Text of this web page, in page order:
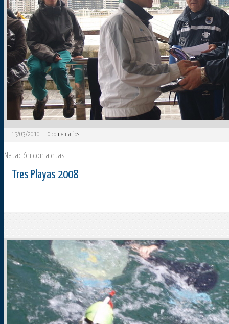
15/03/2010 0 comentarios
Natación con aletas
Tres Playas 2008